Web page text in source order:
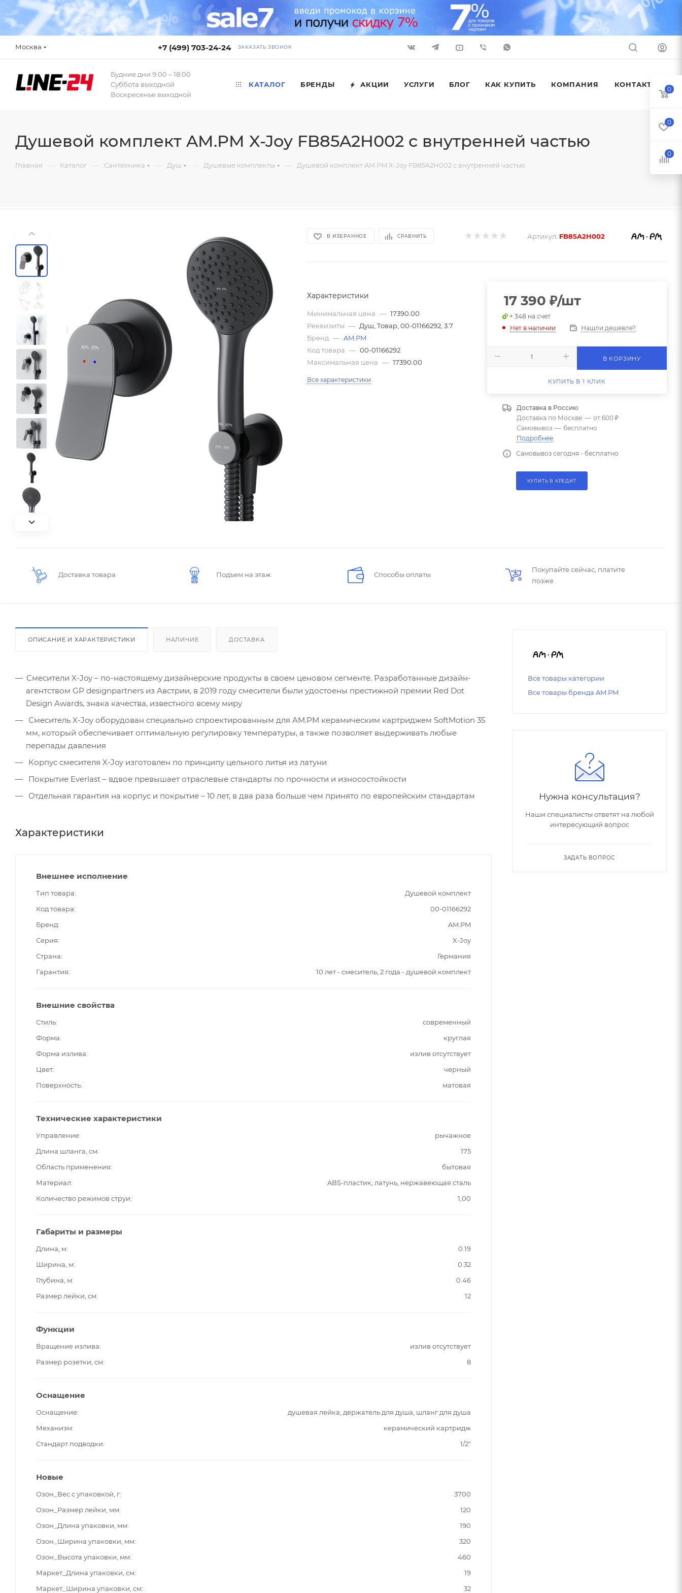
Москва +7 (499) 703-24-24 ЗАКАЗАТЬ ЗВОНОК
Будние дни 9:00 – 18:00
Суббота выходной
Воскресенье выходной
КАТАЛОГ БРЕНДЫ АКЦИИ УСЛУГИ БЛОГ КАК КУПИТЬ КОМПАНИЯ КОНТАКТЫ
Душевой комплект AM.PM X-Joy FB85A2H002 с внутренней частью
Главная — Каталог — Сантехника — Душ — Душевые комплекты — Душевой комплект AM.PM X-Joy FB85A2H002 с внутренней частью
В ИЗБРАННОЕ СРАВНИТЬ Артикул: FB85A2H002
Характеристики
Минимальная цена — 17390.00
Реквизиты — Душ, Товар, 00-01166292, 3.7
Бренд — AM.PM
Код товара — 00-01166292
Максимальная цена — 17390.00
Все характеристики
17 390 ₽/шт
+ 348 на счет
Нет в наличии
Нашли дешевле?
В КОРЗИНУ
КУПИТЬ В 1 КЛИК
Доставка в Россию
Доставка по Москве — от 600 ₽
Самовывоз — бесплатно
Подробнее
Самовывоз сегодня - бесплатно
КУПИТЬ В КРЕДИТ
Доставка товара Подъем на этаж Способы оплаты
Покупайте сейчас, платите
позже
ОПИСАНИЕ И ХАРАКТЕРИСТИКИ НАЛИЧИЕ ДОСТАВКА
Смесители X-Joy – по-настоящему дизайнерские продукты в своем ценовом сегменте. Разработанные дизайн-
агентством GP designpartners из Австрии, в 2019 году смесители были удостоены престижной премии Red Dot
Design Awards, знака качества, известного всему миру
Смеситель X-Joy оборудован специально спроектированным для AM.PM керамическим картриджем SoftMotion 35
мм, который обеспечивает оптимальную регулировку температуры, а также позволяет выдерживать любые
перепады давления
Корпус смесителя X-Joy изготовлен по принципу цельного литья из латуни
Покрытие Everlast – вдвое превышает отраслевые стандарты по прочности и износостойкости
Отдельная гарантия на корпус и покрытие – 10 лет, в два раза больше чем принято по европейским стандартам
Характеристики
Внешнее исполнение
Тип товара
Душевой комплект
Код товара
00-01166292
Бренд
AM.PM
Серия
X-Joy
Страна
Германия
Гарантия
10 лет - смеситель, 2 года - душевой комплект
Внешние свойства
Стиль
современный
Форма
круглая
Форма излива
излив отсутствует
Цвет
черный
Поверхность
матовая
Технические характеристики
Управление
рычажное
Длина шланга, см
175
Область применения
бытовая
Материал
ABS-пластик, латунь, нержавеющая сталь
Количество режимов струи
1,00
Габариты и размеры
Длина, м
0.19
Ширина, м
0.32
Глубина, м
0.46
Размер лейки, см
12
Функции
Вращение излива
излив отсутствует
Размер розетки, см
8
Оснащение
Оснащение
душевая лейка, держатель для душа, шланг для душа
Механизм
керамический картридж
Стандарт подводки
1/2"
Новые
Озон_Вес с упаковкой, г
3700
Озон_Размер лейки, мм
120
Озон_Длина упаковки, мм
190
Озон_Ширина упаковки, мм
320
Озон_Высота упаковки, мм
460
Маркет_Длина упаковки, см
19
Маркет_Ширина упаковки, см
32
Все товары категории
Все товары бренда AM.PM
Нужна консультация?
Наши специалисты ответят на любой
интересующий вопрос
ЗАДАТЬ ВОПРОС
0
0
0